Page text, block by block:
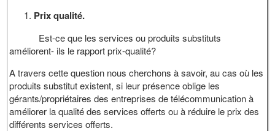
Prix qualité.
Est-ce que les services ou produits substituts
améliorent- ils le rapport prix-qualité?
A travers cette question nous cherchons à savoir, au cas où les
produits substitut existent, si leur présence oblige les
gérants/propriétaires des entreprises de télécommunication à
améliorer la qualité des services offerts ou à réduire le prix des
différents services offerts.